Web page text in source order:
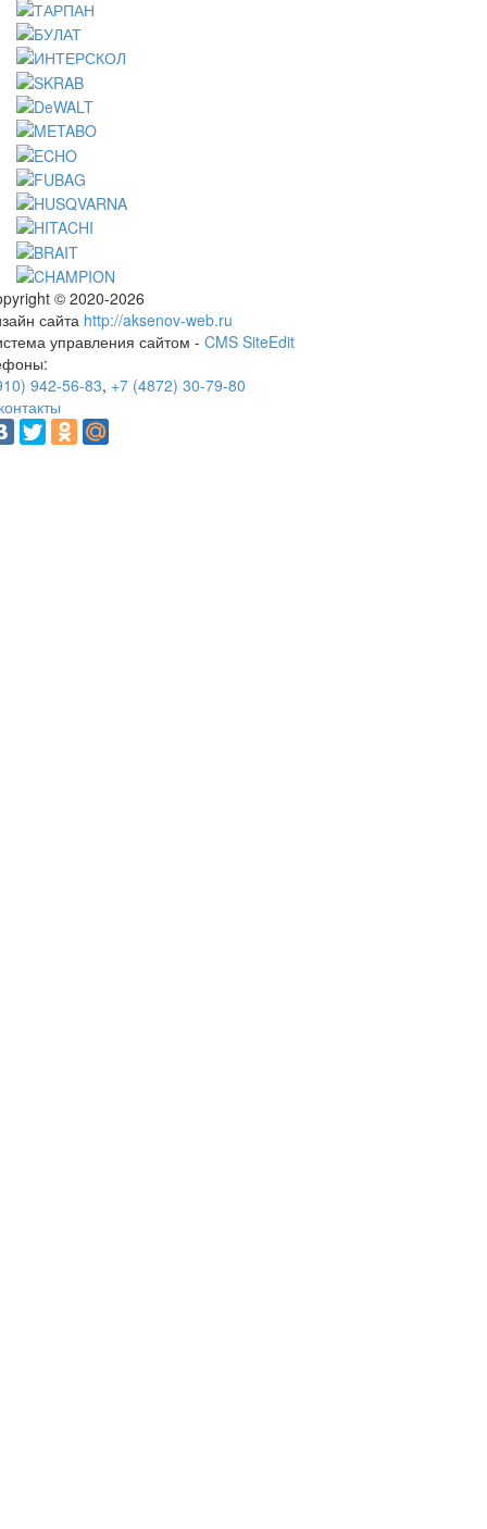
© 2020-2026
сайта http://aksenov-web.ru
управления сайтом - CMS SiteEdit
942-56-83, +7 (4872) 30-79-80